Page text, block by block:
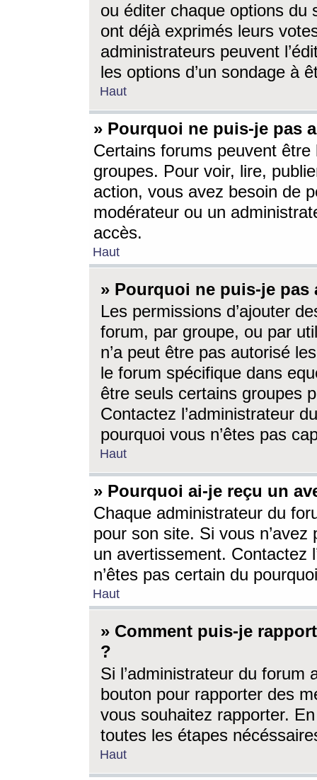
ou éditer chaque options du
ont déjà exprimés leurs
administrateurs peuvent
les options d’un sondage à
Haut
» Pourquoi ne puis-je pas
Certains forums peuvent être
groupes. Pour voir, lire,
action, vous avez besoin de
modérateur ou un
accès.
Haut
» Pourquoi ne puis-je
Les permissions d’ajouter
forum, par groupe, ou par
n’a peut être pas autorisé
le forum spécifique dans
être seuls certains groupes
Contactez l’administrateur
pourquoi vous n’êtes pas
Haut
» Pourquoi ai-je reçu un
Chaque administrateur du
pour son site. Si vous
un avertissement. Contactez
n’êtes pas certain du
Haut
» Comment puis-je
?
Si l’administrateur du forum
bouton pour rapporter des
vous souhaitez rapporter.
toutes les étapes
Haut